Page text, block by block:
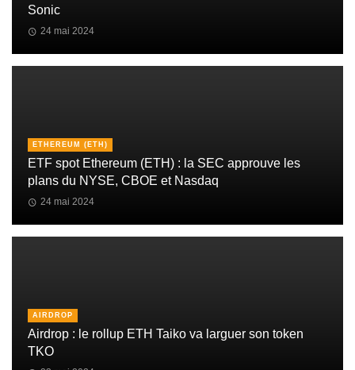
Sonic
24 mai 2024
ETHEREUM (ETH)
ETF spot Ethereum (ETH) : la SEC approuve les
plans du NYSE, CBOE et Nasdaq
24 mai 2024
AIRDROP
Airdrop : le rollup ETH Taiko va larguer son token
TKO